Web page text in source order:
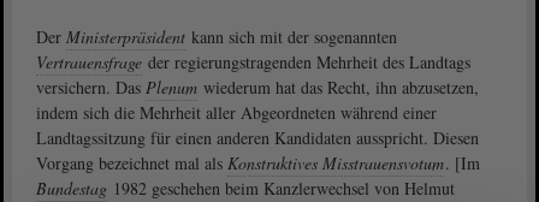
Der Ministerpräsident kann sich mit der sogenannten
Vertrauensfrage der regierungstragenden Mehrheit des Landtags
versichern. Das Plenum wiederum hat das Recht, ihn abzusetzen,
indem sich die Mehrheit aller Abgeordneten während einer
Landtagssitzung für einen anderen Kandidaten ausspricht. Diesen
Vorgang bezeichnet mal als Konstruktives Misstrauensvotum. [Im
Bundestag 1982 geschehen beim Kanzlerwechsel von Helmut